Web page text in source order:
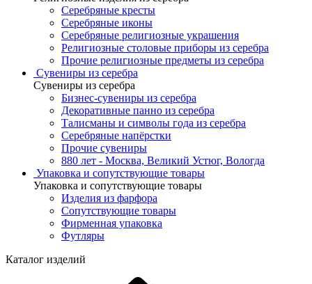
Серебряные кресты
Серебряные иконы
Серебряные религиозные украшения
Религиозные столовые приборы из серебра
Прочие религиозные предметы из серебра
Сувениры из серебра
Сувениры из серебра
Бизнес-сувениры из серебра
Декоративные панно из серебра
Талисманы и символы года из серебра
Серебряные напёрстки
Прочие сувениры
880 лет - Москва, Великий Устюг, Вологда
Упаковка и сопутствующие товары
Упаковка и сопутствующие товары
Изделия из фарфора
Сопутствующие товары
Фирменная упаковка
Футляры
Каталог изделий